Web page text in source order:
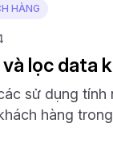
HÀNG
lọc data
sử dụng tính
hàng
tin khách